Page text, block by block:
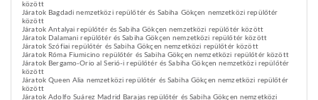
között
Járatok Bagdadi nemzetközi repülőtér és Sabiha Gökçen nemzetközi repülőtér
között
Járatok Antalyai repülőtér és Sabiha Gökçen nemzetközi repülőtér között
Járatok Dalamani repülőtér és Sabiha Gökçen nemzetközi repülőtér között
Járatok Szófiai repülőtér és Sabiha Gökçen nemzetközi repülőtér között
Járatok Róma Fiumicino repülőtér és Sabiha Gökçen nemzetközi repülőtér között
Járatok Bergamo-Orio al Serió-i repülőtér és Sabiha Gökçen nemzetközi repülőtér
között
Járatok Queen Alia nemzetközi repülőtér és Sabiha Gökçen nemzetközi repülőtér
között
Járatok Adolfo Suárez Madrid Barajas repülőtér és Sabiha Gökçen nemzetközi